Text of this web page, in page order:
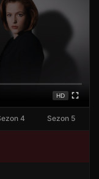
HD
4 Sezon 5